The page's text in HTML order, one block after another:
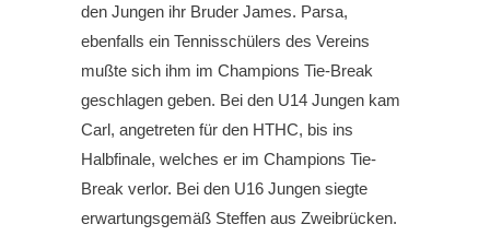
den Jungen ihr Bruder James. Parsa,
ebenfalls ein Tennisschülers des Vereins
mußte sich ihm im Champions Tie-Break
geschlagen geben. Bei den U14 Jungen kam
Carl, angetreten für den HTHC, bis ins
Halbfinale, welches er im Champions Tie-
Break verlor. Bei den U16 Jungen siegte
erwartungsgemäß Steffen aus Zweibrücken.